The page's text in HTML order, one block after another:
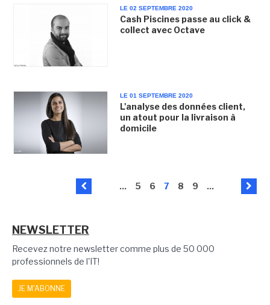
LE 02 SEPTEMBRE 2020
Cash Piscines passe au click &
collect avec Octave
LE 01 SEPTEMBRE 2020
L'analyse des données client,
un atout pour la livraison à
domicile
... 5 6 7 8 9 ...
NEWSLETTER
Recevez notre newsletter comme plus de 50 000
professionnels de l'IT!
JE M'ABONNE